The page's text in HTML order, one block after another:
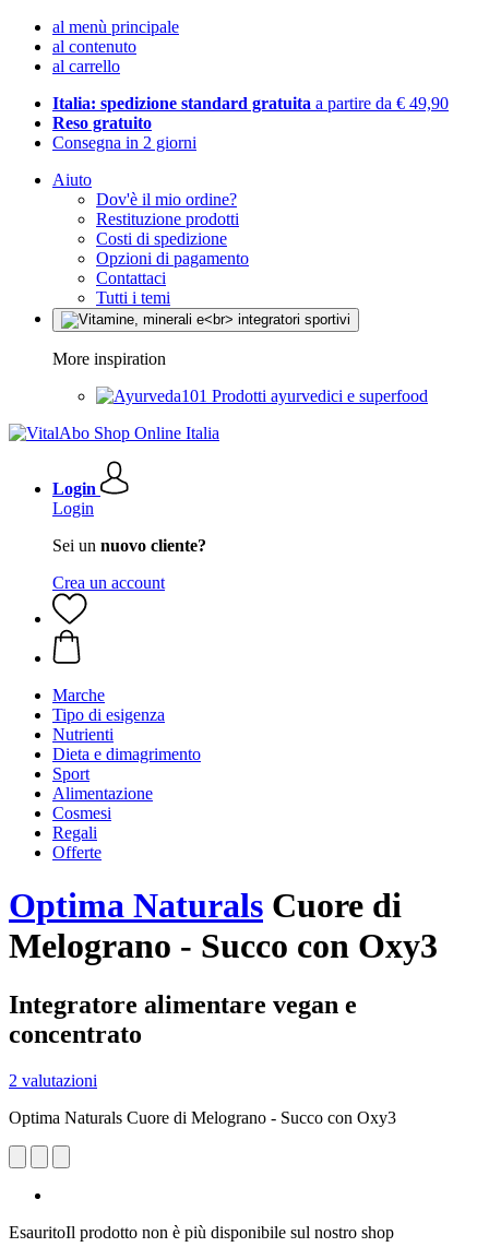
al menù principale
al contenuto
al carrello
Italia: spedizione standard gratuita a partire da € 49,90
Reso gratuito
Consegna in 2 giorni
Aiuto
Dov'è il mio ordine?
Restituzione prodotti
Costi di spedizione
Opzioni di pagamento
Contattaci
Tutti i temi
More inspiration
Prodotti ayurvedici e superfood
Login
Login
Sei un nuovo cliente?
Crea un account
Marche
Tipo di esigenza
Nutrienti
Dieta e dimagrimento
Sport
Alimentazione
Cosmesi
Regali
Offerte
Optima Naturals Cuore di
Melograno - Succo con Oxy3
Integratore alimentare vegan e
concentrato
2 valutazioni
Optima Naturals Cuore di Melograno - Succo con Oxy3
EsauritoIl prodotto non è più disponibile sul nostro shop